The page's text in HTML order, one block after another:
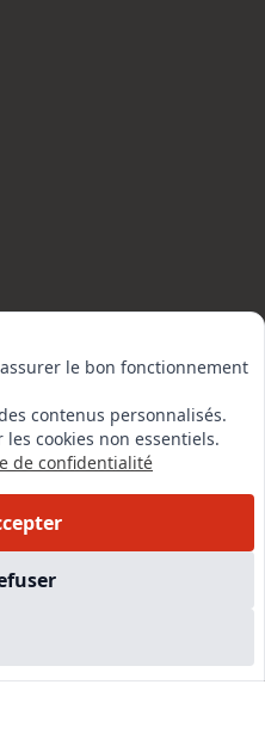
le bon fonctionnement
contenus personnalisés.
cookies non essentiels.
de confidentialité
National de l’Expertise. Tous